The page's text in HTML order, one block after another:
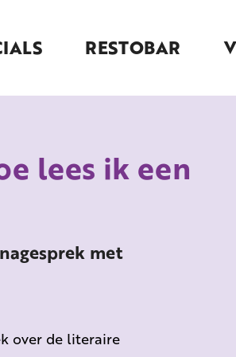
RESTOBAR
lees ik een
met
over de literaire